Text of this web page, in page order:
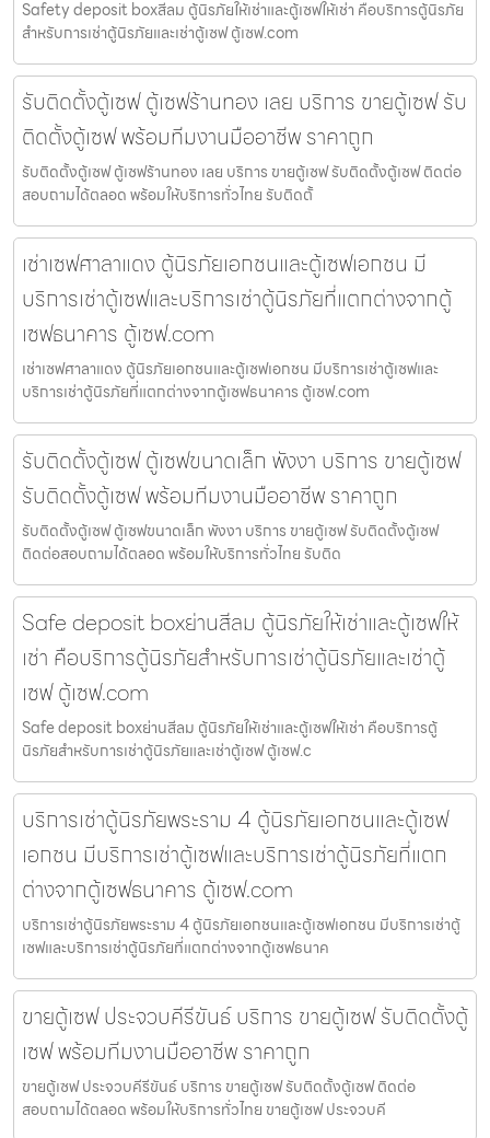
Safety deposit boxสีลม ตู้นิรภัยให้เช่าและตู้เซฟให้เช่า คือบริการตู้นิรภัย
สำหรับการเช่าตู้นิรภัยและเช่าตู้เซฟ ตู้เซฟ.com
รับติดตั้งตู้เซฟ ตู้เซฟร้านทอง เลย บริการ ขายตู้เซฟ รับ
ติดตั้งตู้เซฟ พร้อมทีมงานมืออาชีพ ราคาถูก
รับติดตั้งตู้เซฟ ตู้เซฟร้านทอง เลย บริการ ขายตู้เซฟ รับติดตั้งตู้เซฟ ติดต่อ
สอบถามได้ตลอด พร้อมให้บริการทั่วไทย รับติดตั้
เช่าเซฟศาลาแดง ตู้นิรภัยเอกชนและตู้เซฟเอกชน มี
บริการเช่าตู้เซฟและบริการเช่าตู้นิรภัยที่แตกต่างจากตู้
เซฟธนาคาร ตู้เซฟ.com
เช่าเซฟศาลาแดง ตู้นิรภัยเอกชนและตู้เซฟเอกชน มีบริการเช่าตู้เซฟและ
บริการเช่าตู้นิรภัยที่แตกต่างจากตู้เซฟธนาคาร ตู้เซฟ.com
รับติดตั้งตู้เซฟ ตู้เซฟขนาดเล็ก พังงา บริการ ขายตู้เซฟ
รับติดตั้งตู้เซฟ พร้อมทีมงานมืออาชีพ ราคาถูก
รับติดตั้งตู้เซฟ ตู้เซฟขนาดเล็ก พังงา บริการ ขายตู้เซฟ รับติดตั้งตู้เซฟ
ติดต่อสอบถามได้ตลอด พร้อมให้บริการทั่วไทย รับติด
Safe deposit boxย่านสีลม ตู้นิรภัยให้เช่าและตู้เซฟให้
เช่า คือบริการตู้นิรภัยสำหรับการเช่าตู้นิรภัยและเช่าตู้
เซฟ ตู้เซฟ.com
Safe deposit boxย่านสีลม ตู้นิรภัยให้เช่าและตู้เซฟให้เช่า คือบริการตู้
นิรภัยสำหรับการเช่าตู้นิรภัยและเช่าตู้เซฟ ตู้เซฟ.c
บริการเช่าตู้นิรภัยพระราม 4 ตู้นิรภัยเอกชนและตู้เซฟ
เอกชน มีบริการเช่าตู้เซฟและบริการเช่าตู้นิรภัยที่แตก
ต่างจากตู้เซฟธนาคาร ตู้เซฟ.com
บริการเช่าตู้นิรภัยพระราม 4 ตู้นิรภัยเอกชนและตู้เซฟเอกชน มีบริการเช่าตู้
เซฟและบริการเช่าตู้นิรภัยที่แตกต่างจากตู้เซฟธนาค
ขายตู้เซฟ ประจวบคีรีขันธ์ บริการ ขายตู้เซฟ รับติดตั้งตู้
เซฟ พร้อมทีมงานมืออาชีพ ราคาถูก
ขายตู้เซฟ ประจวบคีรีขันธ์ บริการ ขายตู้เซฟ รับติดตั้งตู้เซฟ ติดต่อ
สอบถามได้ตลอด พร้อมให้บริการทั่วไทย ขายตู้เซฟ ประจวบคี